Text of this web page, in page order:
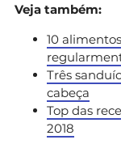
Veja também:
10
Três
cabeça
Top das
2018